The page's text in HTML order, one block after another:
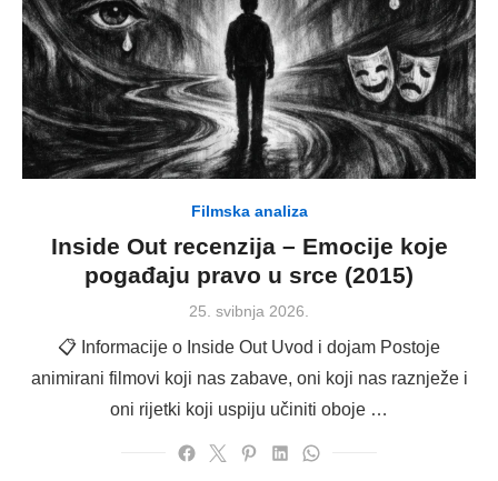
Filmska analiza
Inside Out recenzija – Emocije koje
pogađaju pravo u srce (2015)
Posted
25. svibnja 2026.
📋 Informacije o Inside Out Uvod i dojam Postoje
animirani filmovi koji nas zabave, oni koji nas raznježe i
oni rijetki koji uspiju učiniti oboje …